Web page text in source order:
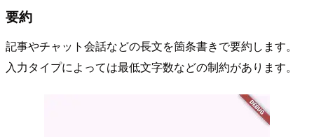
要約
記事やチャット会話などの長文を箇条書きで要約します。
入力タイプによっては最低文字数などの制約があります。